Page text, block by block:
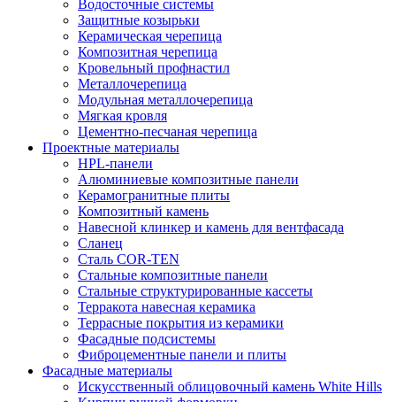
Водосточные системы
Защитные козырьки
Керамическая черепица
Композитная черепица
Кровельный профнастил
Металлочерепица
Модульная металлочерепица
Мягкая кровля
Цементно-песчаная черепица
Проектные материалы
HPL-панели
Алюминиевые композитные панели
Керамогранитные плиты
Композитный камень
Навесной клинкер и камень для вентфасада
Сланец
Сталь COR-TEN
Стальные композитные панели
Стальные структурированные кассеты
Терракота навесная керамика
Террасные покрытия из керамики
Фасадные подсистемы
Фиброцементные панели и плиты
Фасадные материалы
Искусственный облицовочный камень White Hills